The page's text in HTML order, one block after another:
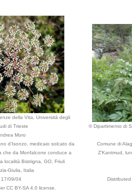
della Vita, Università degli
di Trieste
Moro
d'Isonzo, medicaio solcato da
che da Monfalcone conduce a
località Bistrigna, GO, Friuli
Giulia, Italia
17/09/04
CC BY-SA 4.0 license.
© Dipartimento di
Comune di
Z'Kantmud,